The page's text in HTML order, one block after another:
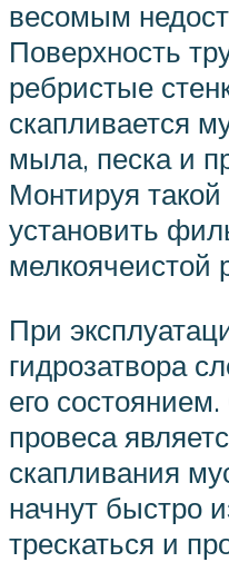
весомым
Поверхность
ребристые
скапливается
мыла, песка и
Монтируя
установить
мелкоячеистой
При
гидрозатвора
его
провеса
скапливания
начнут быстро
трескаться и